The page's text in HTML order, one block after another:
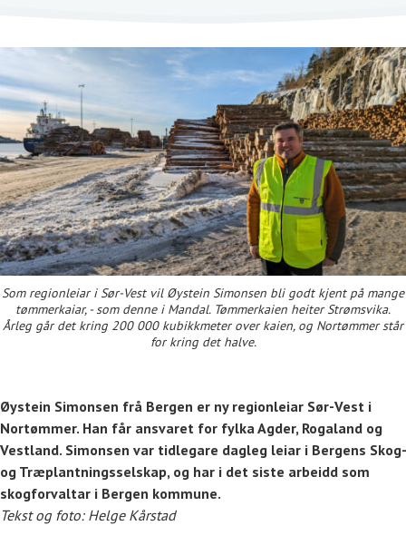
Som regionleiar i Sør-Vest vil Øystein Simonsen bli godt kjent på mange
tømmerkaiar, - som denne i Mandal. Tømmerkaien heiter Strømsvika.
Årleg går det kring 200 000 kubikkmeter over kaien, og Nortømmer står
for kring det halve.
Øystein Simonsen frå Bergen er ny regionleiar Sør-Vest i
Nortømmer. Han får ansvaret for fylka Agder, Rogaland og
Vestland. Simonsen var tidlegare dagleg leiar i Bergens Skog-
og Træplantningsselskap, og har i det siste arbeidd som
skogforvaltar i Bergen kommune.
Tekst og foto: Helge Kårstad